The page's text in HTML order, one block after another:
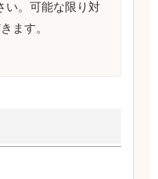
い。可能な限り対
ます。